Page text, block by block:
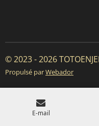
© 2023 - 2026
Propulsé parWebador
E-mail